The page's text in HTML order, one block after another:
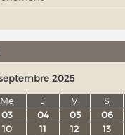
2025
Me J V S
03 04 05 06
10 11 12 13